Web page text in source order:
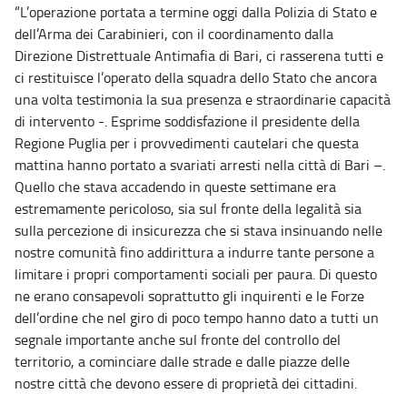
“L’operazione portata a termine oggi dalla Polizia di Stato e
dell’Arma dei Carabinieri, con il coordinamento dalla
Direzione Distrettuale Antimafia di Bari, ci rasserena tutti e
ci restituisce l’operato della squadra dello Stato che ancora
una volta testimonia la sua presenza e straordinarie capacità
di intervento -. Esprime soddisfazione il presidente della
Regione Puglia per i provvedimenti cautelari che questa
mattina hanno portato a svariati arresti nella città di Bari –.
Quello che stava accadendo in queste settimane era
estremamente pericoloso, sia sul fronte della legalità sia
sulla percezione di insicurezza che si stava insinuando nelle
nostre comunità fino addirittura a indurre tante persone a
limitare i propri comportamenti sociali per paura. Di questo
ne erano consapevoli soprattutto gli inquirenti e le Forze
dell’ordine che nel giro di poco tempo hanno dato a tutti un
segnale importante anche sul fronte del controllo del
territorio, a cominciare dalle strade e dalle piazze delle
nostre città che devono essere di proprietà dei cittadini.